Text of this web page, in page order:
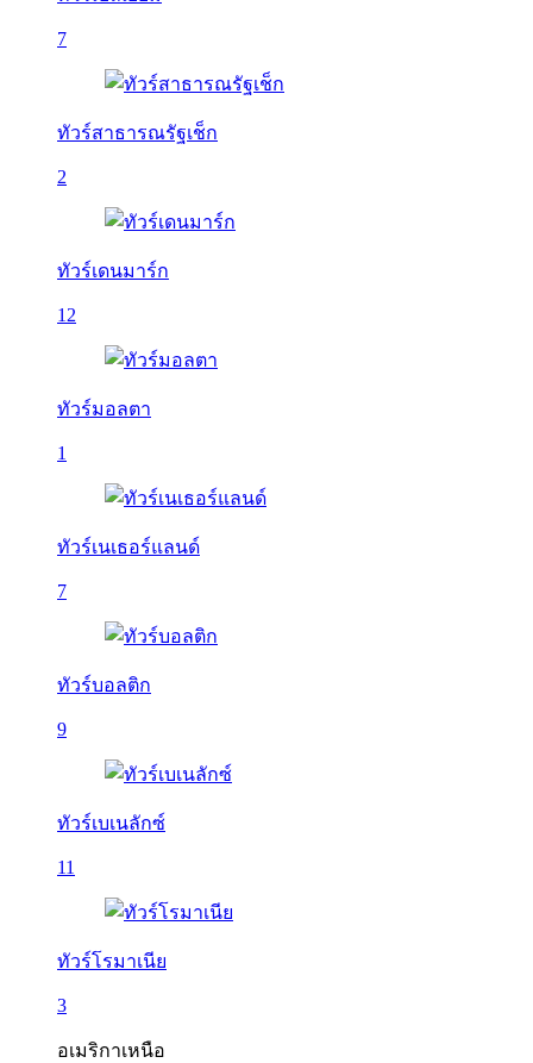
7
ทัวร์สาธารณรัฐเช็ก
2
ทัวร์เดนมาร์ก
12
ทัวร์มอลตา
1
ทัวร์เนเธอร์แลนด์
7
ทัวร์บอลติก
9
ทัวร์เบเนลักซ์
11
ทัวร์โรมาเนีย
3
อเมริกาเหนือ